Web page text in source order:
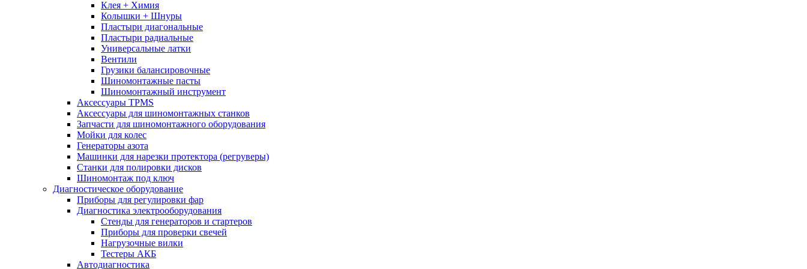
Клея + Химия
Колышки + Шнуры
Пластыри диагональные
Пластыри радиальные
Универсальные латки
Вентили
Грузики балансировочные
Шиномонтажные пасты
Шиномонтажный инструмент
Аксессуары TPMS
Аксессуары для шиномонтажных станков
Запчасти для шиномонтажного оборудования
Мойки для колес
Генераторы азота
Машинки для нарезки протектора (регруверы)
Станки для полировки дисков
Шиномонтаж под ключ
Диагностическое оборудование
Приборы для регулировки фар
Диагностика электрооборудования
Стенды для генераторов и стартеров
Приборы для проверки свечей
Нагрузочные вилки
Тестеры АКБ
Автодиагностика